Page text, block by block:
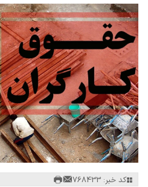
کد خبر: 768433